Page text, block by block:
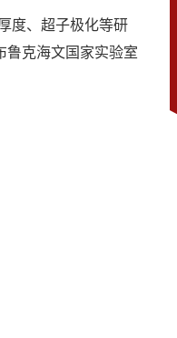
度、超子极化等研
鲁克海文国家实验室